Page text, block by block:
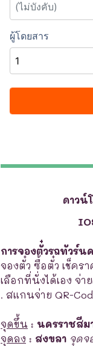
ดาวน์
การจองตั๋วรถทัวร์
จองตั๋ว ซื้อตั๋ว เช็คร
เลือกที่นั่งได้เอง จ่
. สแกนจ่าย QR-
จุดขึ้น : นครราชสีม
จุดลง : สงขลา จุดจ